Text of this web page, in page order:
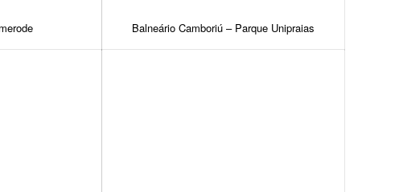
Balneário Camboriú – Parque Unipraias